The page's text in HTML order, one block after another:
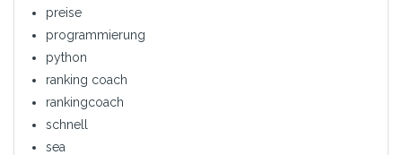
preise
programmierung
python
ranking coach
rankingcoach
schnell
sea